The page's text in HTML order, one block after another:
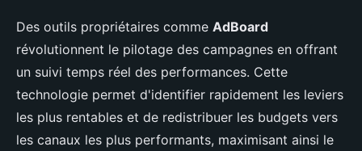
Des outils propriétaires comme AdBoard
révolutionnent le pilotage des campagnes en offrant
un suivi temps réel des performances. Cette
technologie permet d'identifier rapidement les leviers
les plus rentables et de redistribuer les budgets vers
les canaux les plus performants, maximisant ainsi le